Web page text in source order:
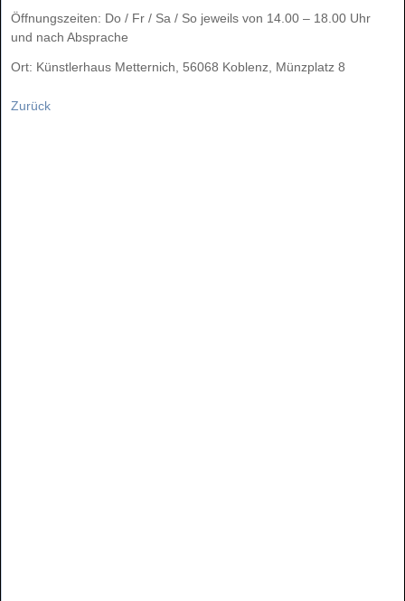
Öffnungszeiten: Do / Fr / Sa / So jeweils von 14.00 – 18.00 Uhr
und nach Absprache
Ort: Künstlerhaus Metternich, 56068 Koblenz, Münzplatz 8
Zurück